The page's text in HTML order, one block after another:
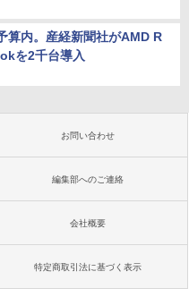
算内。産経新聞社がAMD R
を2千台導入
お問い合わせ
編集部へのご連絡
会社概要
特定商取引法に基づく表示